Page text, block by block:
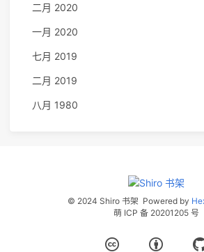
二月 2020
一月 2020
七月 2019
二月 2019
八月 1980
© 2024 Shiro 书架 Powered by
萌 ICP 备 20201205 号